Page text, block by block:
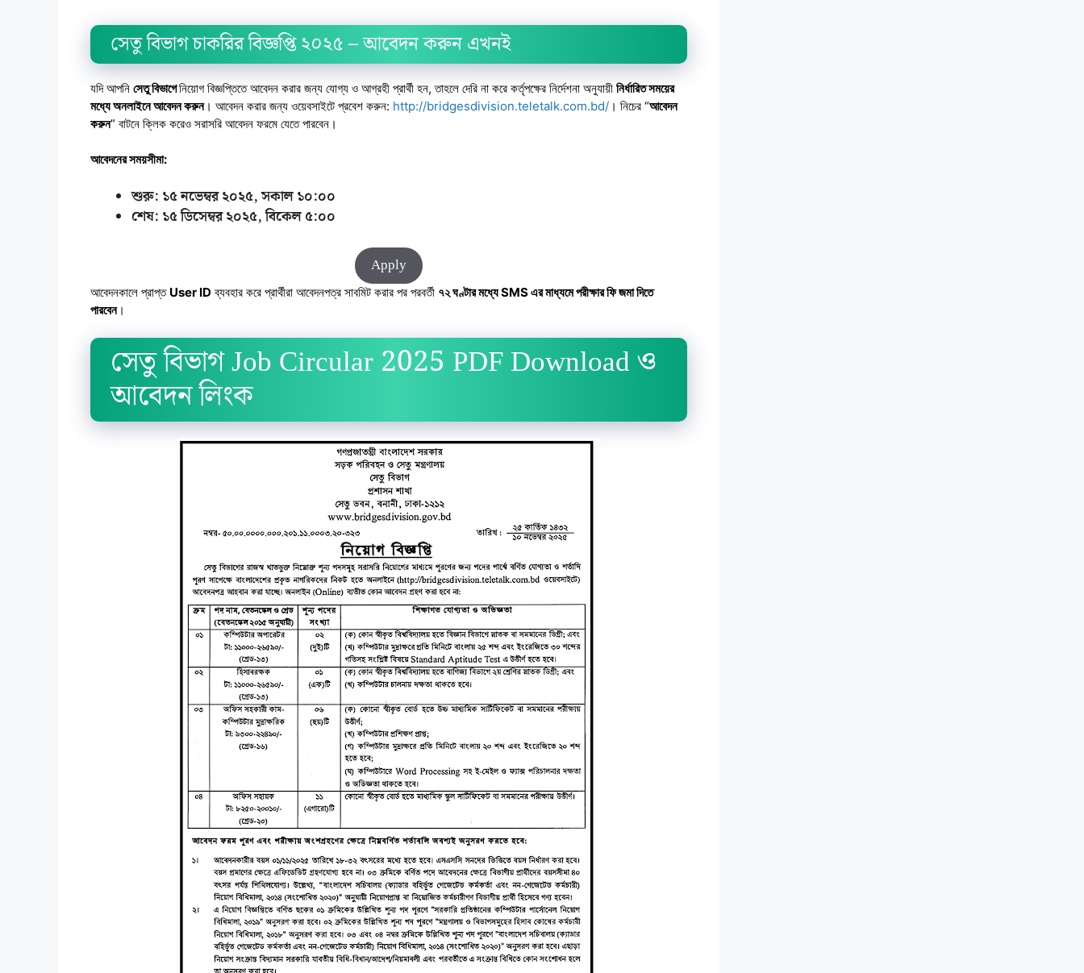
সেতু বিভাগ চাকরির বিজ্ঞপ্তি ২০২৫ – আবেদন করুন এখনই
যদি আপনি সেতু বিভাগেনিয়োগ বিজ্ঞপ্তিতে আবেদন করার জন্য যোগ্য ও আগ্রহী প্রার্থী হন, তাহলে দেরি না করে কর্তৃপক্ষের নির্দেশনা অনুযায়ী নির্ধারিত সময়ের
মধ্যে অনলাইনে আবেদন করুন। আবেদন করার জন্য ওয়েবসাইটে প্রবেশ করুন: http://bridgesdivision.teletalk.com.bd/ । নিচের “আবেদন
করুন” বাটনে ক্লিক করেও সরাসরি আবেদন ফরমে যেতে পারবেন।
আবেদনের সময়সীমা:
শুরু: ১৫ নভেম্বর ২০২৫, সকাল ১০:০০
শেষ: ১৫ ডিসেম্বর২০২৫, বিকেল ৫:০০
Apply
আবেদনকালে প্রাপ্ত User IDব্যবহার করে প্রার্থীরা আবেদনপত্র সাবমিট করার পর পরবর্তী ৭২ ঘণ্টার মধ্যে SMS এর মাধ্যমে পরীক্ষার ফি জমা দিতে
পারবেন।
সেতু বিভাগ Job Circular 2025 PDF Download ও
আবেদন লিংক